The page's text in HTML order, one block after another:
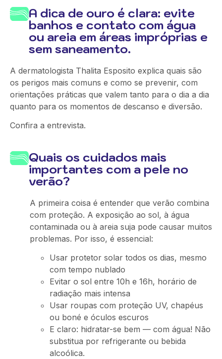
A dica de ouro é clara: evite
banhos e contato com água
ou areia em áreas impróprias e
sem saneamento.
A dermatologista Thalita Esposito explica quais são
os perigos mais comuns e como se prevenir, com
orientações práticas que valem tanto para o dia a dia
quanto para os momentos de descanso e diversão.
Confira a entrevista.
Quais os cuidados mais
importantes com a pele no
verão?
A primeira coisa é entender que verão combina
com proteção. A exposição ao sol, à água
contaminada ou à areia suja pode causar muitos
problemas. Por isso, é essencial:
Usar protetor solar todos os dias, mesmo
com tempo nublado
Evitar o sol entre 10h e 16h, horário de
radiação mais intensa
Usar roupas com proteção UV, chapéus
ou boné e óculos escuros
E claro: hidratar-se bem — com água! Não
substitua por refrigerante ou bebida
alcoólica.